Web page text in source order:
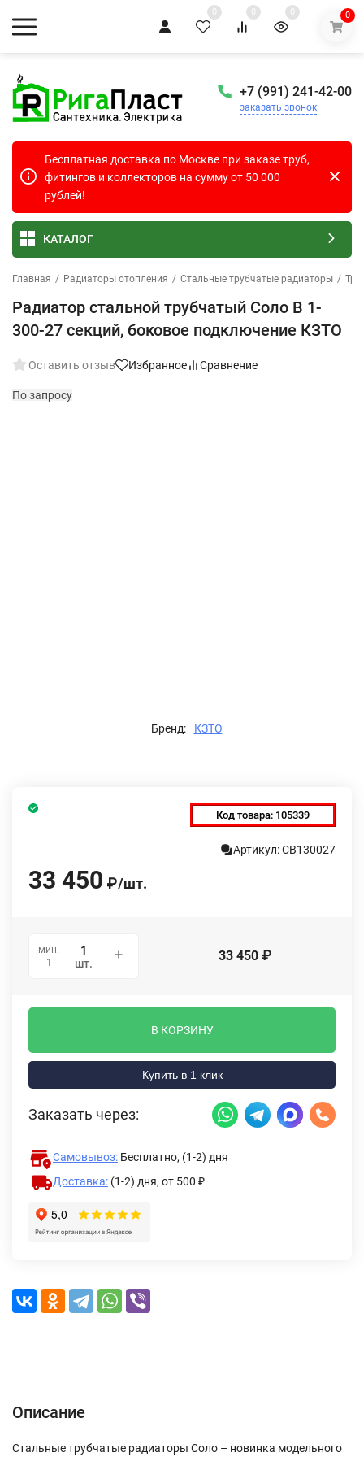
0 0 0 0
+7 (991) 241-42-00
заказать звонок
Бесплатная доставка по Москве при заказе труб,
фитингов и коллекторов на сумму от 50 000
рублей!
КАТАЛОГ
Главная / Радиаторы отопления / Стальные трубчатые радиаторы /
Радиатор стальной трубчатый Соло В 1-
300-27 секций, боковое подключение КЗТО
Оставить отзыв Избранное Сравнение
По запросу
Бренд: КЗТО
Код товара: 105339
Артикул: СВ130027
33 450 ₽/шт.
мин.
1
шт. 33 450 ₽
В КОРЗИНУ
Купить в 1 клик
Заказать через:
Самовывоз: Бесплатно, (1-2) дня
Доставка: (1-2) дня, от 500 ₽
Описание
Стальные трубчатые радиаторы Соло – новинка модельного